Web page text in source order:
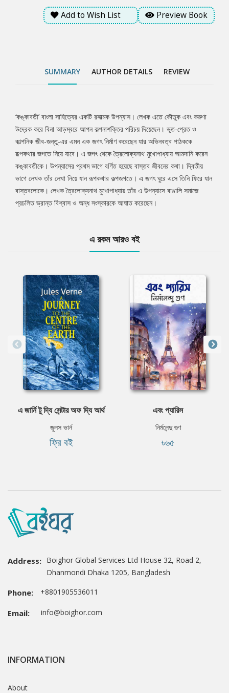
মুখোপাধ্যায় তাঁর এ উপন্যাসে বাঙালি সমাজে প্রচলিত ভ্রান্ত বিশ্বাস ও অন্ধ
সংস্কারকে আঘাত করেছেন।
Add to Wish List Preview Book
SUMMARY AUTHOR DETAILS REVIEW
Tab
Article
‘কঙ্কাবতী’ বাংলা সাহিত্যের একটি রসাত্মক উপন্যাস। লেখক এতে কৌতুক এবং করুণা
উদ্রেক করে বিনা আড়ম্বরে আপন কল্পনাশক্তির পরিচয় দিয়েছেন। ভূত-প্রেত ও
কাল্পনিক জীব-জন্তু-এর এমন এক জগৎ নির্মাণ করেছেন যার অভিনবত্ব পাঠককে
রূপকথার জগতে নিয়ে যাবে। এ জগৎ থেকে ত্রৈলোক্যনাথ মুখোপাধ্যায় আমদানি করেন
কঙ্কাবতীকে। উপন্যাসের প্রথম ভাগে বর্ণিত হয়েছে বাস্তব জীবনের কথা। দ্বিতীয়
ভাগে লেখক তাঁর লেখা নিয়ে যান রূপকথার কল্পজগতে। এ জগৎ ঘুরে এসে তিনি ফিরে যান
বাস্তবলোকে। লেখক ত্রৈলোক্যনাথ মুখোপাধ্যায় তাঁর এ উপন্যাসে বাঙালি সমাজে
প্রচলিত ভ্রান্ত বিশ্বাস ও অন্ধ সংস্কারকে আঘাত করেছেন।
এ রকম আরও বই
এ জার্নি টু দ্যি সেন্টার অফ দ্যি আর্থ
জুলস ভার্ন
ফ্রি বই
এবং প্যারিস
নির্মলেন্দু গুণ
৳৬৫
Address: Boighor Global Services Ltd House 32, Road 2,
Dhanmondi Dhaka 1205, Bangladesh
Phone: +8801905536011
Email: info@boighor.com
INFORMATION
About